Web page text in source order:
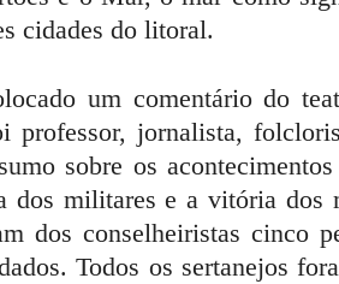
cidades do litoral.
um comentário do
professor, jornalista,
sobre os
dos militares e a vitória dos
dos conselheiristas cinco
Todos os sertanejos